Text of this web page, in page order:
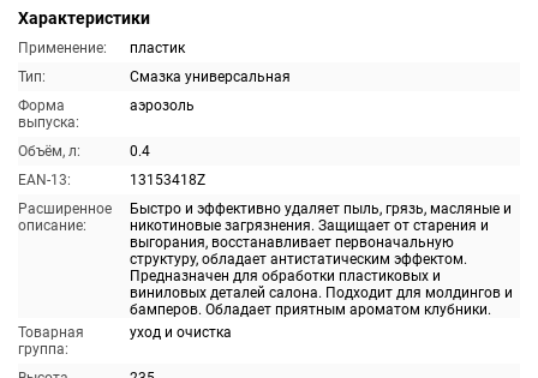
Характеристики
Применение:
пластик
Тип:
Смазка универсальная
Форма
выпуска:
аэрозоль
Объём, л:
0.4
EAN-13:
13153418Z
Расширенное
описание:
Быстро и эффективно удаляет пыль, грязь, масляные и
никотиновые загрязнения. Защищает от старения и
выгорания, восстанавливает первоначальную
структуру, обладает антистатическим эффектом.
Предназначен для обработки пластиковых и
виниловых деталей салона. Подходит для молдингов и
бамперов. Обладает приятным ароматом клубники.
Товарная
группа:
уход и очистка